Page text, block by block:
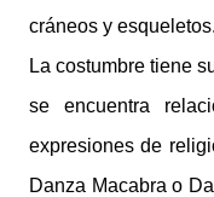
cráneos y esqueletos.
La costumbre tiene
se encuentra
expresiones de
Danza Macabra o